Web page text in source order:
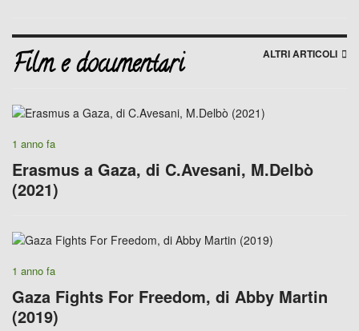
Film e documentari ALTRI ARTICOLI
1 anno fa
Erasmus a Gaza, di C.Avesani, M.Delbò
(2021)
1 anno fa
Gaza Fights For Freedom, di Abby Martin
(2019)